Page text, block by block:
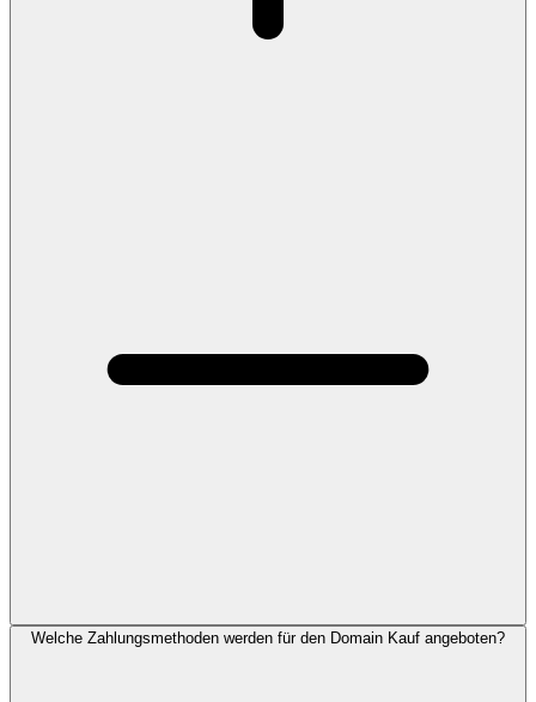
Welche Zahlungsmethoden werden für den Domain Kauf angeboten?